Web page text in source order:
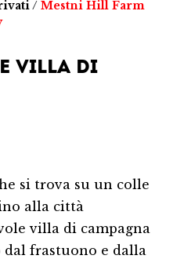
/ Mestni Hill Farm
VILLA DI
si trova su un colle
alla città
villa di campagna
frastuono e dalla